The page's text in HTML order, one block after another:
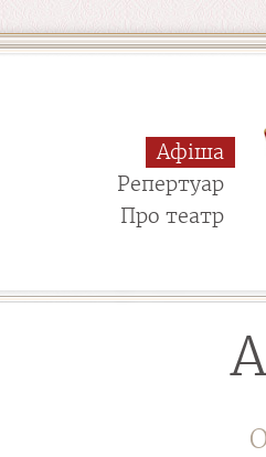
Афіша
Репертуар
Про театр